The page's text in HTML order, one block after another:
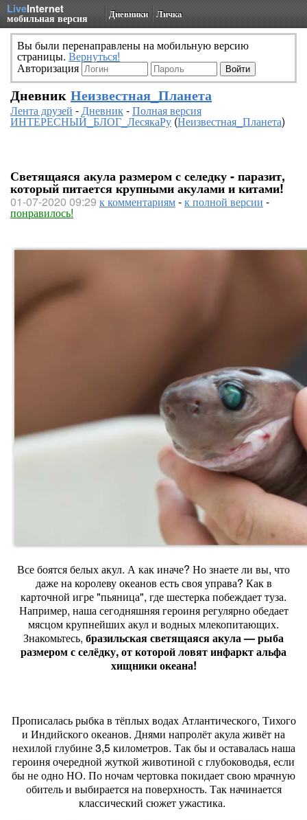
LiveInternet
мобильная версия Дневники Личка
Вы были перенаправлены на мобильную версию
страницы. Вернуться!
Авторизация
Дневник Неизвестная_Планета
Лента друзей -Дневник-Полная версия
ИНТЕРЕСНЫЙ_БЛОГ_ЛесякаРу(Неизвестная_Планета)
Светящаяся акула размером с селедку - паразит,
который питается крупными акулами и китами!
01-07-2020 09:29 к комментариям-к полной версии -
понравилось!
Все боятся белых акул. А как иначе? Но знаете ли вы, что
даже на королеву океанов есть своя управа? Как в
карточной игре "пьяница", где шестерка побеждает туза.
Например, наша сегодняшняя героиня регулярно обедает
мясцом крупнейших акул и водных млекопитающих.
Знакомьтесь, бразильская светящаяся акула — рыба
размером с селёдку, от которой ловят инфаркт альфа
хищники океана!
Прописалась рыбка в тёплых водах Атлантического, Тихого
и Индийского океанов. Днями напролёт акула живёт на
нехилой глубине 3,5 километров. Так бы и оставалась наша
героиня очередной жуткой животиной с глубоководья, если
бы не одно НО. По ночам чертовка покидает свою мрачную
обитель и выбирается на поверхность. Так начинается
классический сюжет ужастика.